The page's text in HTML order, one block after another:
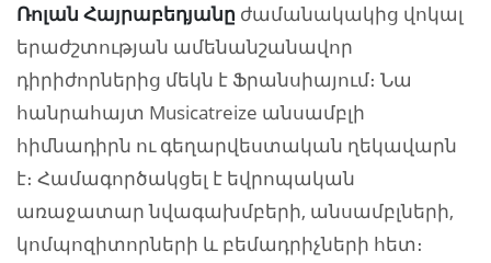
Ռոլան Հայրաբեդյանը ժամանակակից վոկալ
երաժշտության ամենանշանավոր
դիրիժորներից մեկն է Ֆրանսիայում։ Նա
հանրահայտ Musicatreize անսամբլի
հիմնադիրն ու գեղարվեստական ղեկավարն
է։ Համագործակցել է եվրոպական
առաջատար նվագախմբերի, անսամբլների,
կոմպոզիտորների և բեմադրիչների հետ։